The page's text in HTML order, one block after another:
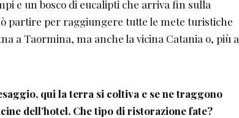
e un bosco di eucalipti che arriva fin sulla
partire per raggiungere tutte le mete turistiche
a Taormina, ma anche la vicina Catania o, più a
qui la terra si coltiva e se ne traggono
dell’hotel. Che tipo di ristorazione fate?